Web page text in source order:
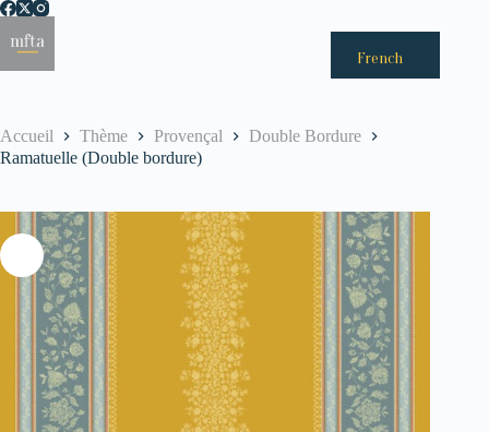
Passer
contenu
Accueil Thème Provençal
Double Bordure
Ramatuelle (Double bordure)
French